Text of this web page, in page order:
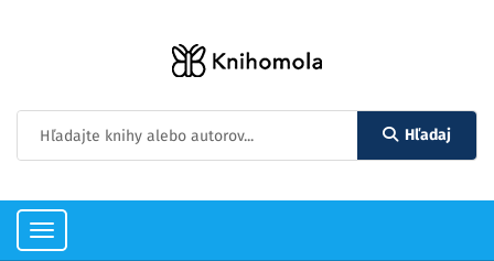
Hľadaj
Toggle